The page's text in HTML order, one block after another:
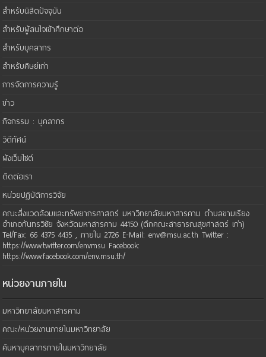
สำหรับนิสิตปัจจุบัน
สำหรับผู้สนใจเข้าศึกษาต่อ
สำหรับบุคลากร
สำหรับศิษย์เก่า
การจัดการความรู้
ข่าว
กิจกรรม : บุคลากร
วิดีทัศน์
ผังเว็บไซต์
ติดต่อเรา
หน่วยปฏิบัติการวิจัย
คณะสิ่งแวดล้อมและทรัพยากรศาสตร์ มหาวิทยาลัยมหาสารคาม ตำบลขามเรียง
อำเภอกันทรวิชัย จังหวัดมหาสารคาม 44150 (ตึกคณะสาธารณสุขศาสตร์ เก่า)
Tel/Fax: 66 4375 4435 , ภายใน 2726 E-Mail: env@msu.ac.th Twitter :
https://www.twitter.com/envmsu Facebook:
https://www.facebook.com/env.msu.th/
หน่วยงานภายใน
มหาวิทยาลัยมหาสารคาม
คณะ/หน่วยงานภายในมหาวิทยาลัย
ค้นหาบุคลากรภายในมหาวิทยาลัย